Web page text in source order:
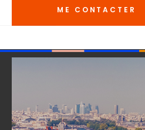
ME CONTACTER